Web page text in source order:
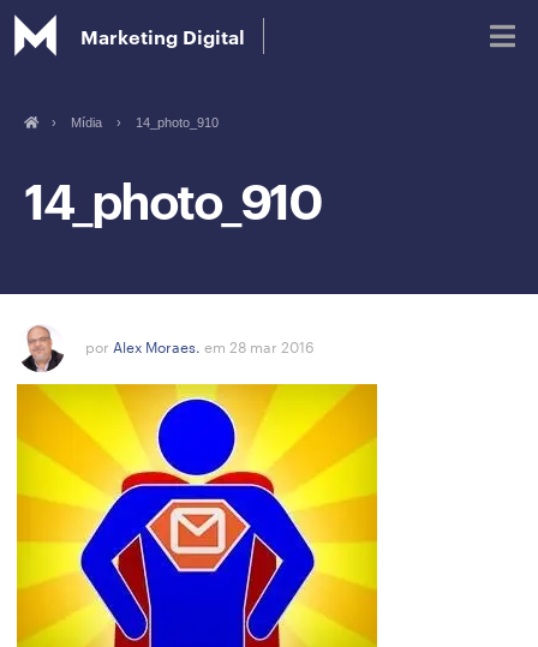
Marketing Digital
› Mídia › 14_photo_910
14_photo_910
por Alex Moraes. em 28 mar 2016